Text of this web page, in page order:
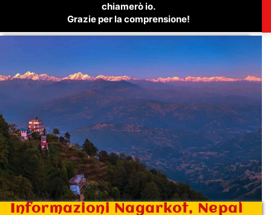
chiamerò io.
Grazie per la comprensione!
Informazioni Nagarkot, Nepal